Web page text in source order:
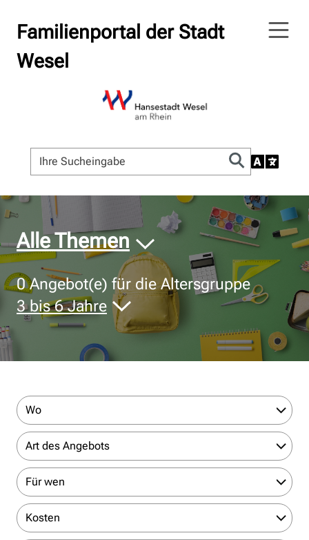
Familienportal der Stadt
Wesel
© Bildnachweis
Alle Themen
0Angebot(e) für die Altersgruppe
3 bis 6 Jahre
Wo
Art des Angebots
Für wen
Kosten